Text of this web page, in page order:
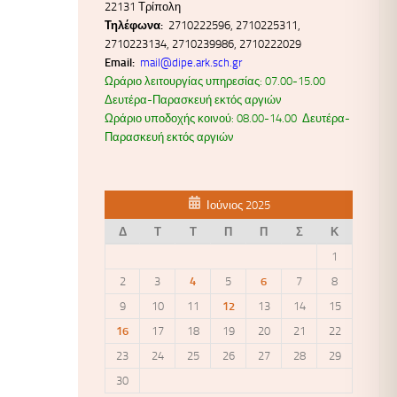
22131 Τρίπολη
Τηλέφωνα: 2710222596, 2710225311,
2710223134, 2710239986, 2710222029
Email: mail@dipe.ark.sch.gr
Ωράριο λειτουργίας υπηρεσίας: 07.00-15.00
Δευτέρα-Παρασκευή εκτός αργιών
Ωράριο υποδοχής κοινού: 08.00-14.00 Δευτέρα-
Παρασκευή εκτός αργιών
Ιούνιος 2025
Δ
Τ Τ Π Π Σ
Κ
1
2
3 4 5 6 7
8
9
10 11 12 13 14
15
16
17 18 19 20 21
22
23
24 25 26 27 28
29
30